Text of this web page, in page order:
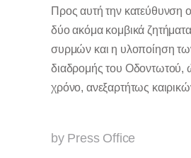
Προς αυτή την κατεύθυνση
δύο ακόμα κομβικά
συρμών και η υλοποίηση
διαδρομής του Οδοντωτού,
χρόνο, ανεξαρτήτως
by Press Office